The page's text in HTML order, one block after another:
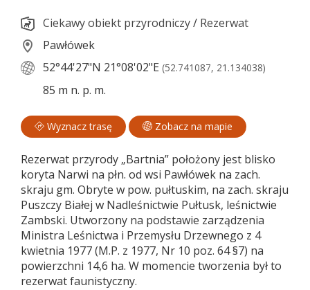
Ciekawy obiekt przyrodniczy/ Rezerwat
Pawłówek
52°44'27"N 21°08'02"E (52.741087, 21.134038)
85 m n. p. m.
Wyznacz trasę Zobacz na mapie
Rezerwat przyrody „Bartnia” położony jest blisko
koryta Narwi na płn. od wsi Pawłówek na zach.
skraju gm. Obryte w pow. pułtuskim, na zach. skraju
Puszczy Białej w Nadleśnictwie Pułtusk, leśnictwie
Zambski. Utworzony na podstawie zarządzenia
Ministra Leśnictwa i Przemysłu Drzewnego z 4
kwietnia 1977 (M.P. z 1977, Nr 10 poz. 64 §7) na
powierzchni 14,6 ha. W momencie tworzenia był to
rezerwat faunistyczny.